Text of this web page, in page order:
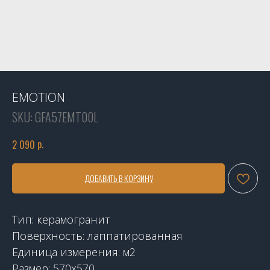
EMOTION
SKU:GFA57EMT00L
2 090 р.
ДОБАВИТЬ В КОРЗИНУ
Тип: керамогранит
Поверхность: лаппатированная
Единица измерения: м2